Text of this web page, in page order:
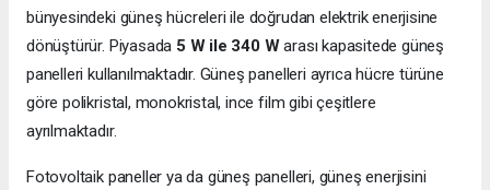
bünyesindeki güneş hücreleri ile doğrudan elektrik enerjisine
dönüştürür. Piyasada 5 W ile 340 Warası kapasitede güneş
panelleri kullanılmaktadır. Güneş panelleri ayrıca hücre türüne
göre polikristal, monokristal, ince film gibi çeşitlere
ayrılmaktadır.
Fotovoltaik paneller ya da güneş panelleri, güneş enerjisini